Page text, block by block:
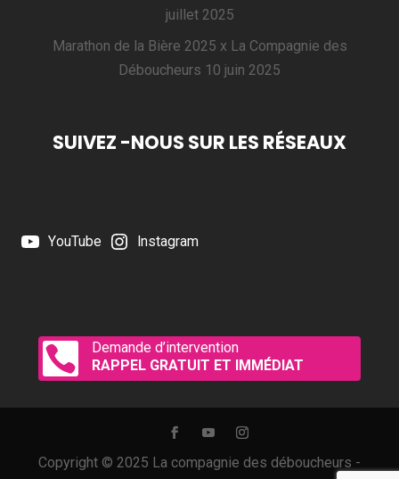
juillet 2025
Marathon de la Bière 2025 x La Compagnie des
Déboucheurs 10 juin 2025
SUIVEZ -NOUS SUR LES RÉSEAUX
YouTube Instagram

Demande d’intervention
RAPPEL GRATUIT ET IMMÉDIAT
Copyright © 2025 La compagnie des déboucheurs -